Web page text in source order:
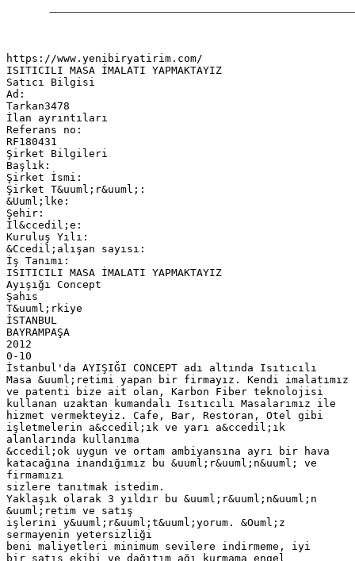
https://www.yenibiryatirim.com/
ISITICILI MASA İMALATI YAPMAKTAYIZ
Satıcı Bilgisi
Ad:
Tarkan3478
İlan ayrıntıları
Referans no:
RF180431
Şirket Bilgileri
Başlık:
Şirket İsmi:
Şirket T&uuml;r&uuml;:
&Uuml;lke:
Şehir:
İl&ccedil;e:
Kuruluş Yılı:
&Ccedil;alışan sayısı:
İş Tanımı:
ISITICILI MASA İMALATI YAPMAKTAYIZ
Ayışığı Concept
Şahıs
T&uuml;rkiye
İSTANBUL
BAYRAMPAŞA
2012
0-10
İstanbul'da AYIŞIĞI CONCEPT adı altında Isıtıcılı
Masa &uuml;retimi yapan bir firmayız. Kendi imalatımız
ve patenti bize ait olan, Karbon Fiber teknolojisi
kullanan uzaktan kumandalı Isıtıcılı Masalarımız ile
hizmet vermekteyiz. Cafe, Bar, Restoran, Otel gibi
işletmelerin a&ccedil;ık ve yarı a&ccedil;ık
alanlarında kullanıma
&ccedil;ok uygun ve ortam ambiyansına ayrı bir hava
katacağına inandığımız bu &uuml;r&uuml;n&uuml; ve
firmamızı
sizlere tanıtmak istedim.
Yaklaşık olarak 3 yıldır bu &uuml;r&uuml;n&uuml;n
&uuml;retim ve satış
işlerini y&uuml;r&uuml;t&uuml;yorum. &Ouml;z
sermayenin yetersizliği
beni maliyetleri minimum sevilere indirmeme, iyi
bir satış ekibi ve dağıtım ağı kurmama engel